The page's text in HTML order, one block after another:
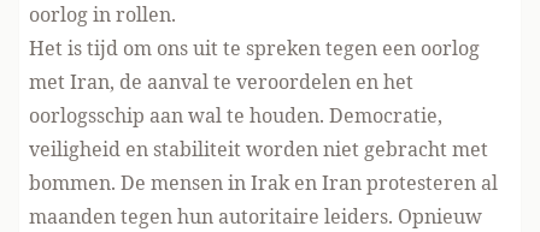
oorlog in rollen.
Het is tijd om ons uit te spreken tegen een oorlog
met Iran, de aanval te veroordelen en het
oorlogsschip aan wal te houden. Democratie,
veiligheid en stabiliteit worden niet gebracht met
bommen. De mensen in Irak en Iran protesteren al
maanden tegen hun autoritaire leiders. Opnieuw